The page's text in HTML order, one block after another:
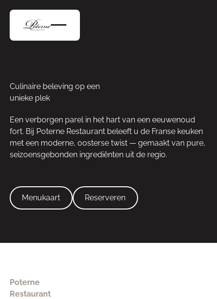
Culinaire beleving op een
unieke plek
Een verborgen parel in het hart van een eeuwenoud
fort. Bij Poterne Restaurant beleeft u de Franse keuken
met een moderne, oosterse twist — gemaakt van pure,
seizoensgebonden ingrediënten uit de regio.
Menukaart Reserveren
Poterne
Restaurant